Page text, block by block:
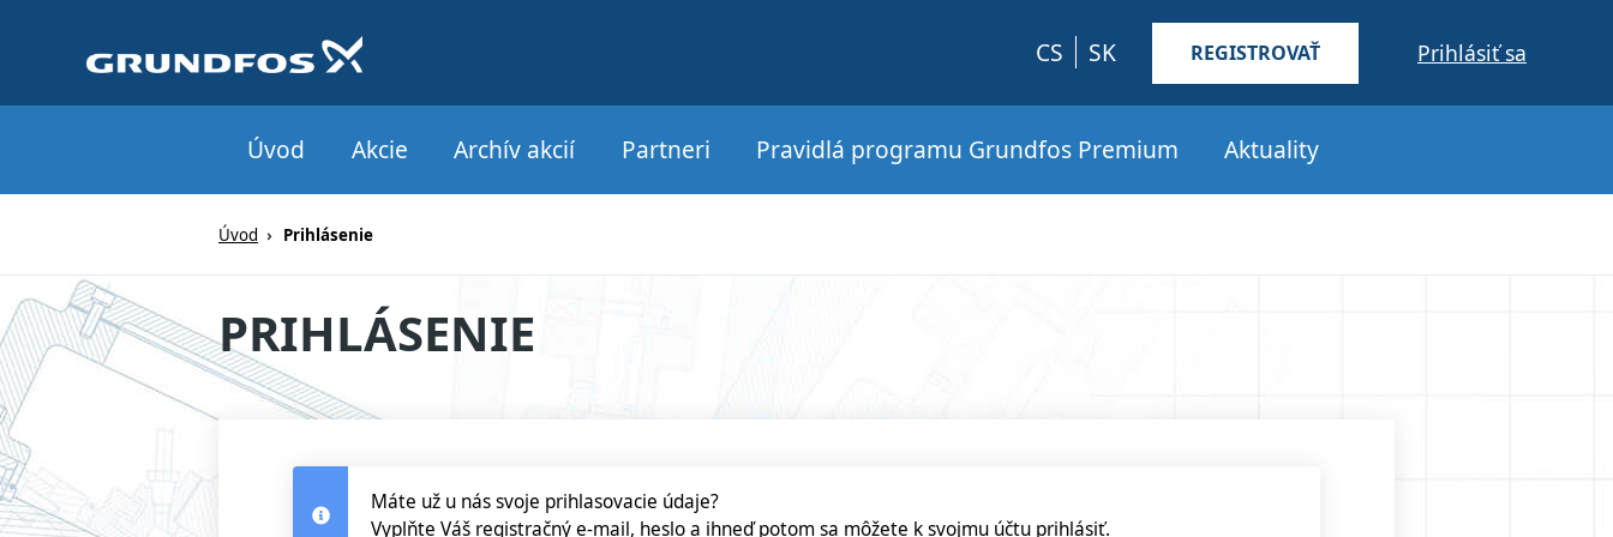
CS SK REGISTROVAŤ Prihlásiť sa
Úvod Akcie Archív akcií Partneri Pravidlá programu Grundfos Premium Aktuality
Úvod Prihlásenie
PRIHLÁSENIE
Máte už u nás svoje prihlasovacie údaje?
Vyplňte Váš registračný e-mail, heslo a ihneď potom sa môžete k svojmu účtu prihlásiť.